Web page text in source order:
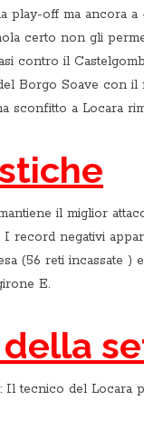
play-off ma ancora
certo non gli
contro il
Borgo Soave con
sconfitto a Locara
il miglior
I record negativi
(56 reti incassate )
E.
Il tecnico del Locara